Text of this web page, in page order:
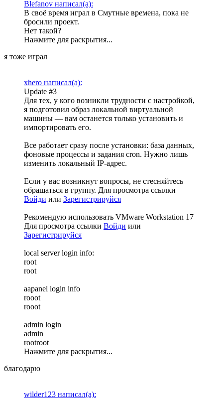
Blefanov написал(а):
В своё время играл в Смутные времена, пока не
бросили проект.
Нет такой?
Нажмите для раскрытия...
я тоже играл
xhero написал(а):
Update #3
Для тех, у кого возникли трудности с настройкой,
я подготовил образ локальной виртуальной
машины — вам останется только установить и
импортировать его.
Все работает сразу после установки: база данных,
фоновые процессы и задания cron. Нужно лишь
изменить локальный IP-адрес.
Если у вас возникнут вопросы, не стесняйтесь
обращаться в группу. Для просмотра ссылки
Войди или Зарегистрируйся
Рекомендую использовать VMware Workstation 17
Для просмотра ссылки Войди или
Зарегистрируйся
local server login info:
root
root
aapanel login info
rooot
rooot
admin login
admin
rootroot
Нажмите для раскрытия...
благодарю
wilder123 написал(а):